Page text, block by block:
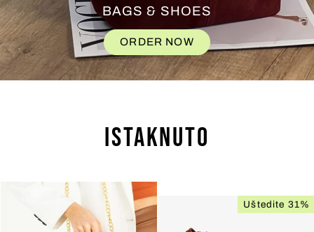
BAGS & SHOES
ORDER NOW
Istaknuto
Uštedite 31%